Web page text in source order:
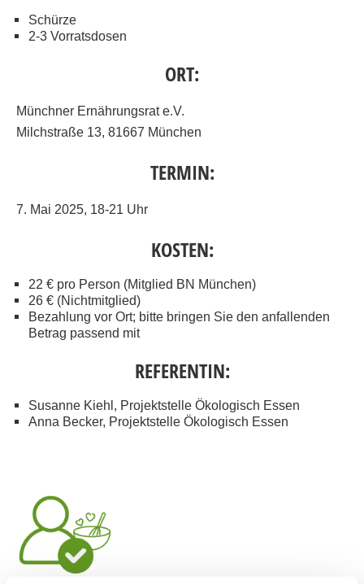
Schürze
2-3 Vorratsdosen
ORT:
Münchner Ernährungsrat e.V.
Milchstraße 13, 81667 München
TERMIN:
7. Mai 2025, 18-21 Uhr
KOSTEN:
22 € pro Person (Mitglied BN München)
26 € (Nichtmitglied)
Bezahlung vor Ort; bitte bringen Sie den anfallenden
Betrag passend mit
REFERENTIN:
Susanne Kiehl, Projektstelle Ökologisch Essen
Anna Becker, Projektstelle Ökologisch Essen